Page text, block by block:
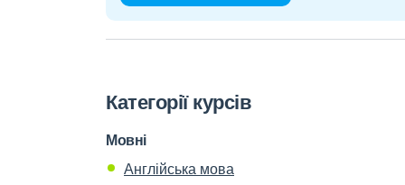
Категорії курсів
Мовні
Англійська мова